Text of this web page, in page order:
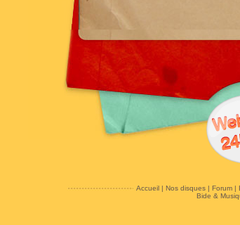
Accueil| Nos disques| Forum|
Bide &